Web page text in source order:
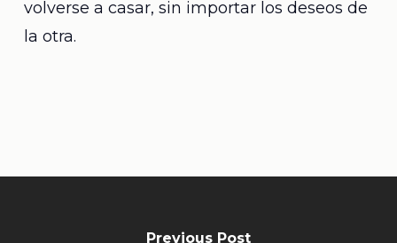
volverse a casar, sin importar los deseos de
la otra.
Previous Post